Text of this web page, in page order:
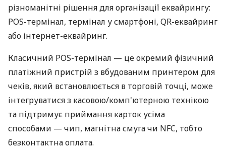
різноманітні рішення для організації еквайрингу:
POS-термінал, термінал у смартфоні, QR-еквайринг
або інтернет-еквайринг.
Класичний POS-термінал — це окремий фізичний
платіжний пристрій з вбудованим принтером для
чеків, який встановлюється в торговій точці, може
інтегруватися з касовою/комп'ютерною технікою
та підтримує приймання карток усіма
способами — чип, магнітна смуга чи NFC, тобто
безконтактна оплата.